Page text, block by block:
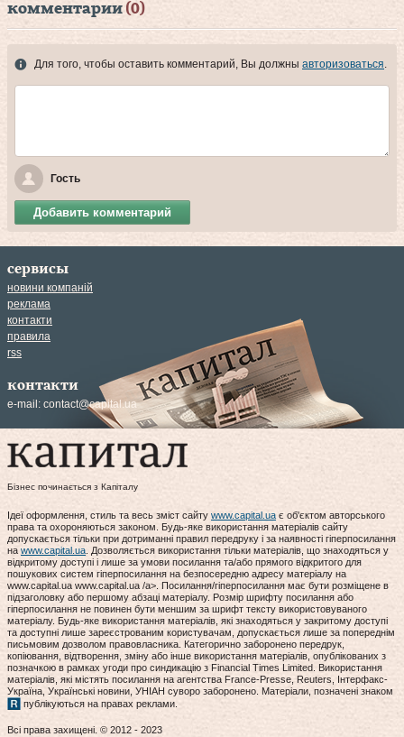
комментарии (0)
Для того, чтобы оставить комментарий, Вы должны авторизоваться.
Гость
Добавить комментарий
сервисы
новини компаній
реклама
контакти
правила
rss
контакти
e-mail: contact@capital.ua
Бізнес починається з Капіталу
Ідеї оформлення, стиль та весь зміст сайту www.capital.ua є об'єктом авторського
права та охороняються законом. Будь-яке використання матеріалів сайту
допускається тільки при дотриманні правил передруку і за наявності гіперпосилання
на www.capital.ua. Дозволяється використання тільки матеріалів, що знаходяться у
відкритому доступі і лише за умови посилання та/або прямого відкритого для
пошукових систем гіперпосилання на безпосередню адресу матеріалу на
www.capital.ua www.capital.ua /a>. Посилання/гіперпосилання має бути розміщене в
підзаголовку або першому абзаці матеріалу. Розмір шрифту посилання або
гіперпосилання не повинен бути меншим за шрифт тексту використовуваного
матеріалу. Будь-яке використання матеріалів, які знаходяться у закритому доступі
та доступні лише зареєстрованим користувачам, допускається лише за попереднім
письмовим дозволом правовласника. Категорично заборонено передрук,
копіювання, відтворення, зміну або інше використання матеріалів, опублікованих з
позначкою в рамках угоди про синдикацію з Financial Times Limited. Використання
матеріалів, які містять посилання на агентства France-Presse, Reuters, Інтерфакс-
Україна, Українські новини, УНІАН суворо заборонено. Матеріали, позначені знаком
публікуються на правах реклами.
Всі права захищені. © 2012 - 2023